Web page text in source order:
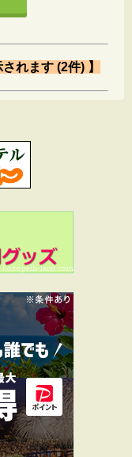
れます (2件) 】
番大きか
洗った
っとは思